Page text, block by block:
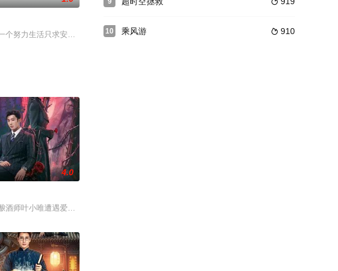
吨,伟
悬一线之际，被一名凭空闪现的神秘女子露娜
个努力生活只求安稳的平凡女性，面对丈夫的背叛与恶意，生活的重担和磨难，完成
排、
戏台，将冷血少帅许又安与昆曲名伶荣筱楠推
4.0
酒师叶小唯遭遇爱人程桉、恩师林晚媚的双重背叛。她从恨意中涅槃重生，借私生女
10  910
乘风游